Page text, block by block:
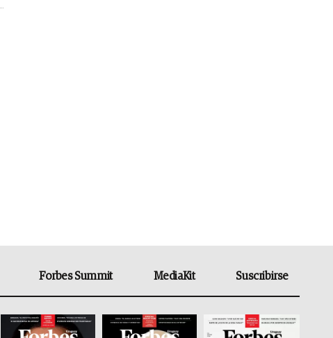
Forbes Summit MediaKit Suscribirse